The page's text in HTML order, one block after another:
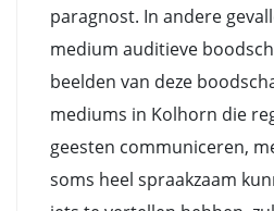
paragnost. In andere
medium auditieve
beelden van deze
mediums in Kolhorn die
geesten communiceren,
soms heel spraakzaam